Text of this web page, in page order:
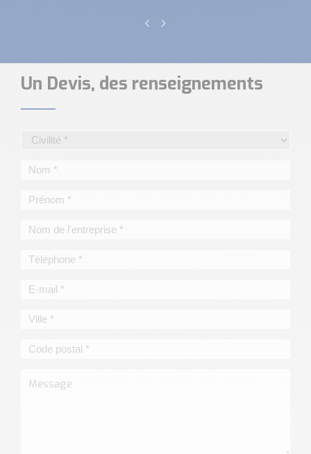
Un Devis, des renseignements